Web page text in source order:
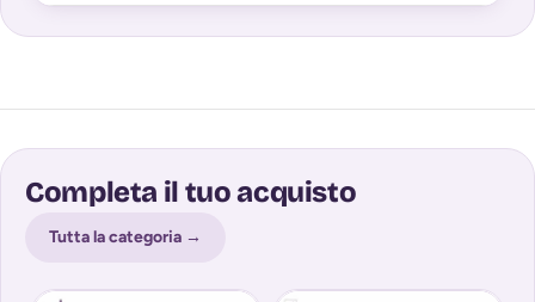
Completa il tuo acquisto
Tutta la categoria →